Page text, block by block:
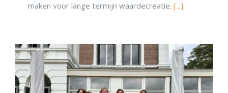
maken voor lange termijn waardecreatie. [...]